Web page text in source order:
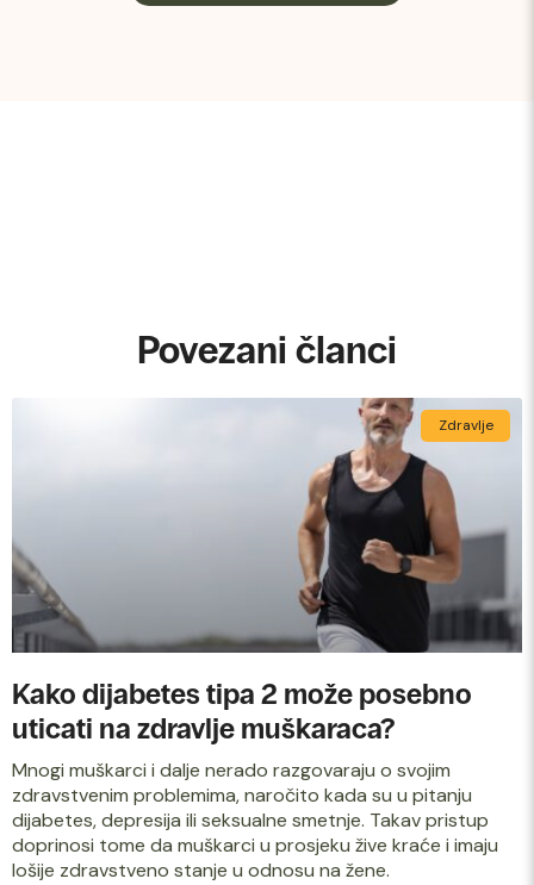
Povezani članci
Zdravlje
Kako dijabetes tipa 2 može posebno
uticati na zdravlje muškaraca?
Mnogi muškarci i dalje nerado razgovaraju o svojim
zdravstvenim problemima, naročito kada su u pitanju
dijabetes, depresija ili seksualne smetnje. Takav pristup
doprinosi tome da muškarci u prosjeku žive kraće i imaju
lošije zdravstveno stanje u odnosu na žene.